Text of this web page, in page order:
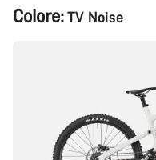
Configurazione
del
Colore:TV Noise